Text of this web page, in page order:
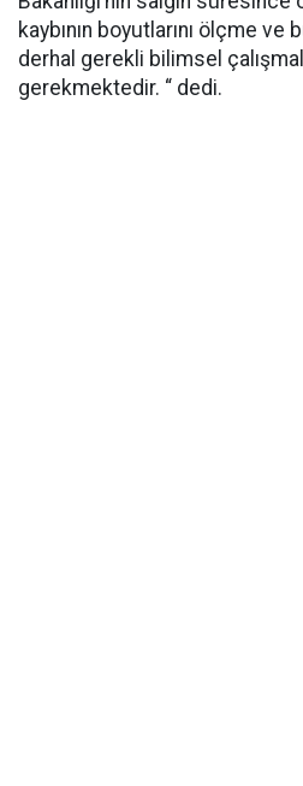
kaybının boyutlarını ölçme ve
derhal gerekli bilimsel
gerekmektedir. “ dedi.